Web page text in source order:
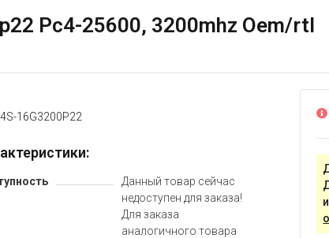
Pc4-25600, 3200mhz Oem/rtl
16G3200P22
Данный товар сейчас
недоступен для заказа!
Для заказа
аналогичного товара